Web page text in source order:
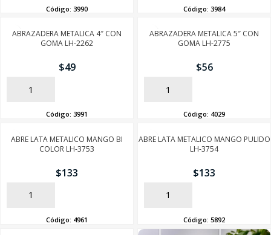
Código: 3990 Código: 3984
ABRAZADERA METALICA 4″ CON
GOMA LH-2262
$49
AÑADIR
Código: 3991
ABRAZADERA METALICA 5″ CON
GOMA LH-2775
$56
AÑADIR
Código: 4029
ABRE LATA METALICO MANGO BI
COLOR LH-3753
$133
AÑADIR
Código: 4961
ABRE LATA METALICO MANGO PULIDO
LH-3754
$133
AÑADIR
Código: 5892